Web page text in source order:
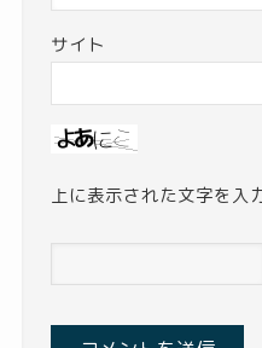
サイト
上に表示された文字を入